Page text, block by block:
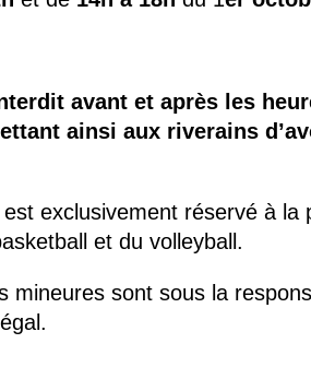
avant et après les
ainsi aux riverains
exclusivement réservé à la
et du volleyball.
mineures sont sous la